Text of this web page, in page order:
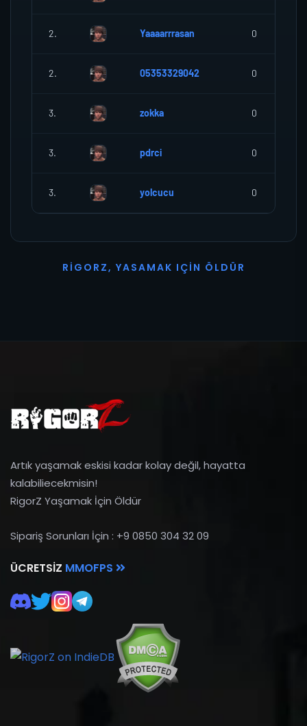
2. Yaaaarrrasan 0
2. 05353329042 0
3. zokka 0
3. pdrci 0
3. yolcucu 0
R I G O R Z, YASAMAK I ÇI N Ö L D Ü R
Artık yaşamak eskisi kadar kolay değil, hayatta
kalabiliecekmisin!
RigorZ Yaşamak İçin Öldür
Sipariş Sorunları İçin : +9 0850 304 32 09
ÜCRETSIZ MMOFPS